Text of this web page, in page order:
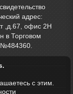
адрес:
,д.67, офис 2Н
в Торговом
№484360.
с этим.